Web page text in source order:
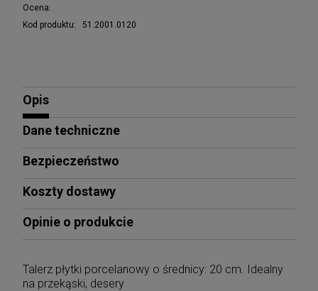
Ocena:
Kod produktu:
51.2001.0120
Opis
Dane techniczne
Bezpieczeństwo
Koszty dostawy
Opinie o produkcie
Talerz płytki porcelanowy o średnicy: 20 cm. Idealny
na przekąski, desery